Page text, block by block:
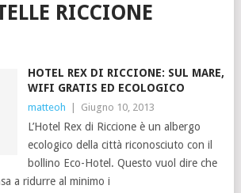
RICCIONE
HOTEL REX DI RICCIONE: SUL MARE,
WIFI GRATIS ED ECOLOGICO
matteoh Giugno 10, 2013
L’Hotel Rex di Riccione è un albergo
ecologico della città riconosciuto con il
bollino Eco-Hotel. Questo vuol dire che
a ridurre al minimo i